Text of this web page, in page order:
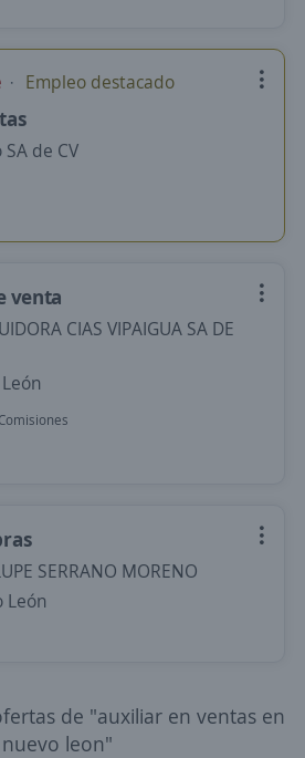
Empleo destacado
de CV
venta
CIAS VIPAIGUA SA DE
SERRANO MORENO
León
de "auxiliar en ventas en
nuevo leon"